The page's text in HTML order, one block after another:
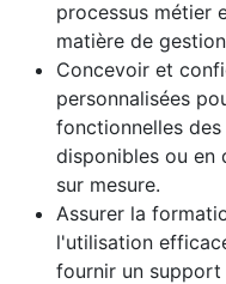
processus métier
matière de
Concevoir et
personnalisées
fonctionnelles
disponibles ou en
sur mesure.
Assurer la
l'utilisation
fournir un